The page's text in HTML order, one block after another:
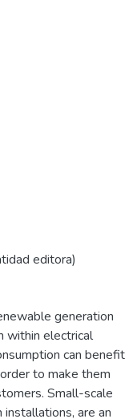
editora)
generation
within electrical
can benefit
to make them
Small-scale
are an